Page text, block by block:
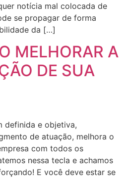
notícia mal colocada de
se propagar de forma
da […]
MELHORAR A
DE SUA
definida e objetiva,
de atuação, melhora o
com todos os
nessa tecla e achamos
E você deve estar se